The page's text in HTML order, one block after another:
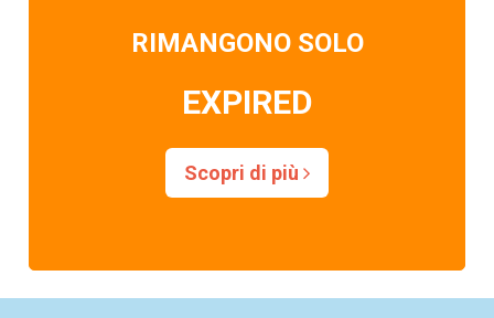
RIMANGONO SOLO
EXPIRED
Scopri di più